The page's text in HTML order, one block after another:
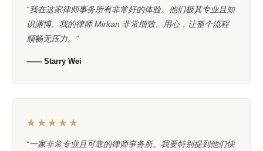
“我在这家律师事务所有非常好的体验。他们极其专业且知
识渊博。我的律师 Mirkan 非常细致、用心，让整个流程
顺畅无压力。”
—— Starry Wei
★★★★★
“一家非常专业且可靠的律师事务所。我要特别提到他们快